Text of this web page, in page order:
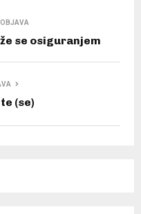
se osiguranjem
(se)